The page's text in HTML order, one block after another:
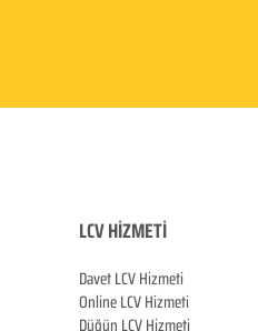
LCV HİZMETİ
Davet LCV Hizmeti
Online LCV Hizmeti